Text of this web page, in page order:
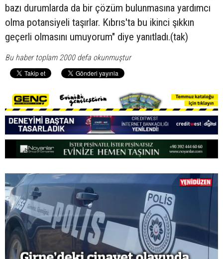
bazı durumlarda da bir çözüm bulunmasına yardımcı
olma potansiyeli taşırlar. Kıbrıs'ta bu ikinci şıkkın
geçerli olmasını umuyorum" diye yanıtladı.(tak)
Bu haber toplam 2000 defa okunmuştur